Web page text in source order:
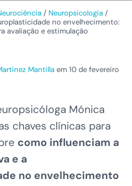
/ Neuropsicologia /
no envelhecimento:
avaliação e estimulação
Mantillaem 10 de fevereiro
Mónica
chaves clínicas para
como influenciam a
e a
no envelhecimento